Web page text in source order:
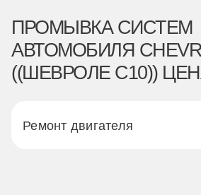
ПРОМЫВКА СИСТЕМ
АВТОМОБИЛЯ
((ШЕВРОЛЕ С10))
Ремонт двигателя